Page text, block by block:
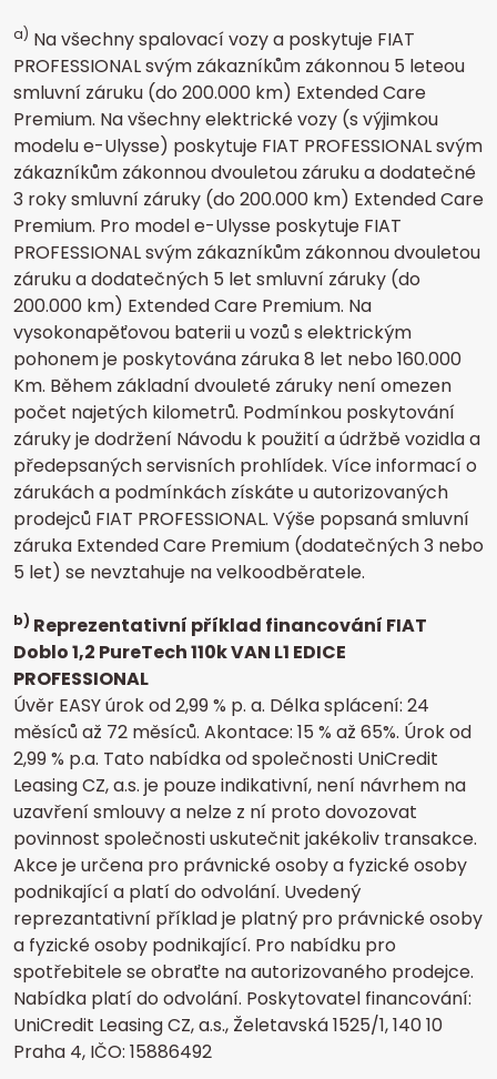
a) Na všechny spalovací vozy a poskytuje FIAT
PROFESSIONAL svým zákazníkům zákonnou 5 leteou
smluvní záruku (do 200.000 km) Extended Care
Premium. Na všechny elektrické vozy (s výjimkou
modelu e-Ulysse) poskytuje FIAT PROFESSIONAL svým
zákazníkům zákonnou dvouletou záruku a dodatečné
3 roky smluvní záruky (do 200.000 km) Extended Care
Premium. Pro model e-Ulysse poskytuje FIAT
PROFESSIONAL svým zákazníkům zákonnou dvouletou
záruku a dodatečných 5 let smluvní záruky (do
200.000 km) Extended Care Premium. Na
vysokonapěťovou baterii u vozů s elektrickým
pohonem je poskytována záruka 8 let nebo 160.000
Km. Během základní dvouleté záruky není omezen
počet najetých kilometrů. Podmínkou poskytování
záruky je dodržení Návodu k použití a údržbě vozidla a
předepsaných servisních prohlídek. Více informací o
zárukách a podmínkách získáte u autorizovaných
prodejců FIAT PROFESSIONAL. Výše popsaná smluvní
záruka Extended Care Premium (dodatečných 3 nebo
5 let) se nevztahuje na velkoodběratele.
b) Reprezentativní příklad financování FIAT
Doblo 1,2 PureTech 110k VAN L1 EDICE
PROFESSIONAL
Úvěr EASY úrok od 2,99 % p. a. Délka splácení: 24
měsíců až 72 měsíců. Akontace: 15 % až 65%. Úrok od
2,99 % p.a. Tato nabídka od společnosti UniCredit
Leasing CZ, a.s. je pouze indikativní, není návrhem na
uzavření smlouvy a nelze z ní proto dovozovat
povinnost společnosti uskutečnit jakékoliv transakce.
Akce je určena pro právnické osoby a fyzické osoby
podnikající a platí do odvolání. Uvedený
reprezantativní příklad je platný pro právnické osoby
a fyzické osoby podnikající. Pro nabídku pro
spotřebitele se obraťte na autorizovaného prodejce.
Nabídka platí do odvolání. Poskytovatel financování:
UniCredit Leasing CZ, a.s., Želetavská 1525/1, 140 10
Praha 4, IČO: 15886492